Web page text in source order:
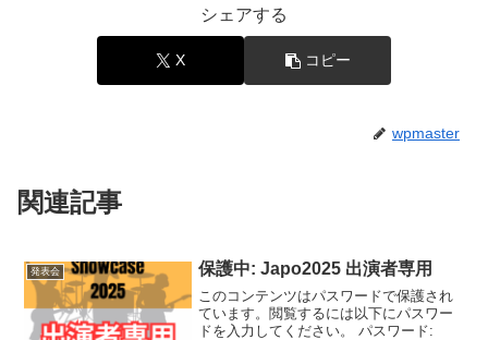
シェアする
X コピー
wpmaster
関連記事
発表会 保護中: Japo2025 出演者専用
このコンテンツはパスワードで保護され
ています。閲覧するには以下にパスワー
ドを入力してください。 パスワード: